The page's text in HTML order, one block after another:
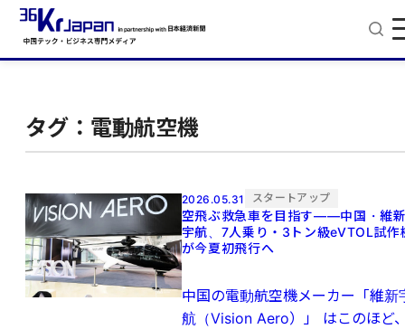
タグ：電動航空機
2026.05.31 スタートアップ
空飛ぶ救急車を目指す——中国・維
宇航、7人乗り・3トン級eVTOL試作
が今夏初飛行へ
中国の電動航空機メーカー「維新
航（Vision Aero）」 はこのほど